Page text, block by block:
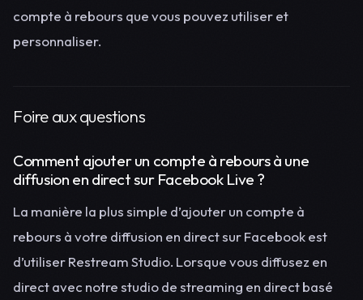
compte à rebours que vous pouvez utiliser et
personnaliser.
Foire aux questions
Comment ajouter un compte à rebours à une
diffusion en direct sur Facebook Live ?
La manière la plus simple d’ajouter un compte à
rebours à votre diffusion en direct sur Facebook est
d’utiliser Restream Studio. Lorsque vous diffusez en
direct avec notre studio de streaming en direct basé